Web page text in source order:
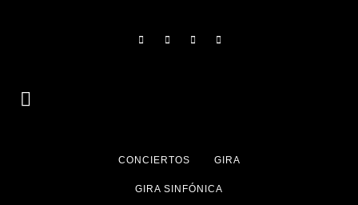
CONCIERTOS GIRA
GIRA SINFÓNICA